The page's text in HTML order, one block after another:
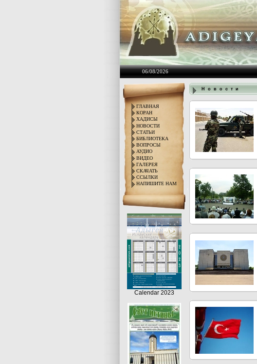
06/08/2026
ГЛАВНАЯ
КОРАН
ХАДИСЫ
НОВОСТИ
СТАТЬИ
БИБЛИОТЕКА
ВОПРОСЫ
АУДИО
ВИДЕО
ГАЛЕРЕЯ
СКАЧАТЬ
ССЫЛКИ
НАПИШИТЕ НАМ
Calendar 2023
Н о в о с т и